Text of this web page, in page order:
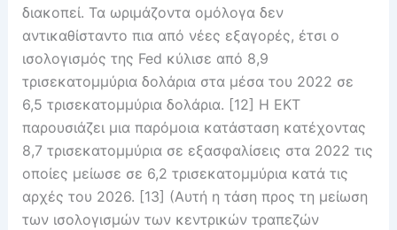
διακοπεί. Τα ωριμάζοντα ομόλογα δεν
αντικαθίσταντο πια από νέες εξαγορές, έτσι ο
ισολογισμός της Fed κύλισε από 8,9
τρισεκατομμύρια δολάρια στα μέσα του 2022 σε
6,5 τρισεκατομμύρια δολάρια. [12] Η ΕΚΤ
παρουσιάζει μια παρόμοια κατάσταση κατέχοντας
8,7 τρισεκατομμύρια σε εξασφαλίσεις στα 2022 τις
οποίες μείωσε σε 6,2 τρισεκατομμύρια κατά τις
αρχές του 2026. [13] (Αυτή η τάση προς τη μείωση
των ισολογισμών των κεντρικών τραπεζών